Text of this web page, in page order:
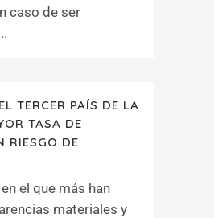
caso de ser
TERCER PAÍS DE LA
TASA DE
RIESGO DE
el que más han
materiales y